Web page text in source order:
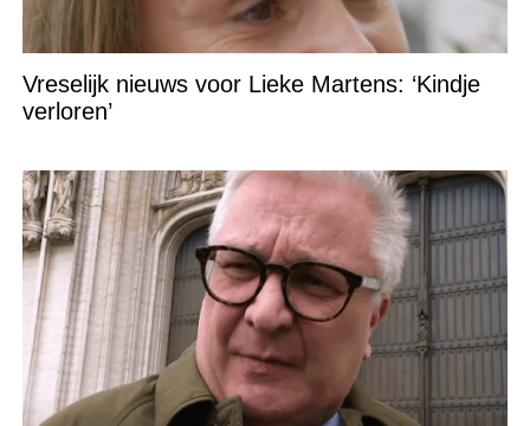
Vreselijk nieuws voor Lieke Martens: ‘Kindje
verloren’